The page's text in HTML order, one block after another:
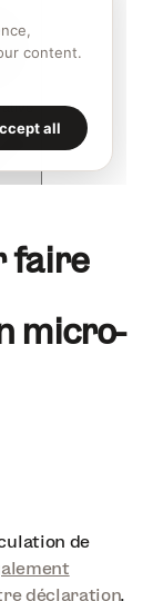
faire
micro-
de
déclaration.